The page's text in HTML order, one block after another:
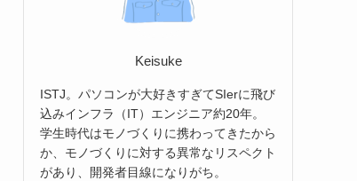
Keisuke
ISTJ。パソコンが大好きすぎてSIerに飛び
込みインフラ（IT）エンジニア約20年。
学生時代はモノづくりに携わってきたから
か、モノづくりに対する異常なリスペクト
があり、開発者目線になりがち。